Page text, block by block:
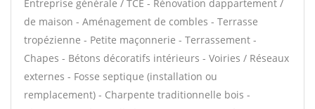
Entreprise générale / TCE - Rénovation dappartement /
de maison - Aménagement de combles - Terrasse
tropézienne - Petite maçonnerie - Terrassement -
Chapes - Bétons décoratifs intérieurs - Voiries / Réseaux
externes - Fosse septique (installation ou
remplacement) - Charpente traditionnelle bois -